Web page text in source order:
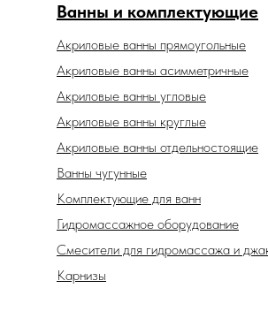
Ванны и комплектующие
Акриловые ванны прямоугольные
Акриловые ванны отдельностоящие
Акриловые ванны асимметричные
Акриловые ванны угловые
Акриловые ванны круглые
Ванны чугунные
Комплектующие для ванн
Гидромассажное оборудование
Смесители для гидромассажа и
Карнизы